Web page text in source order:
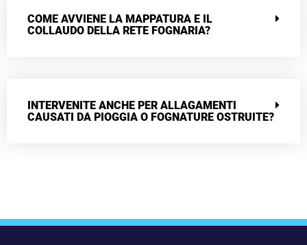
COME AVVIENE LA MAPPATURA E IL
COLLAUDO DELLA RETE FOGNARIA?
INTERVENITE ANCHE PER ALLAGAMENTI
CAUSATI DA PIOGGIA O FOGNATURE OSTRUITE?